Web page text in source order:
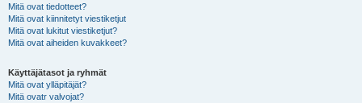
Mitä ovat tiedotteet?
Mitä ovat kiinnitetyt viestiketjut
Mitä ovat lukitut viestiketjut?
Mitä ovat aiheiden kuvakkeet?
Käyttäjätasot ja ryhmät
Mitä ovat ylläpitäjät?
Mitä ovatr valvojat?